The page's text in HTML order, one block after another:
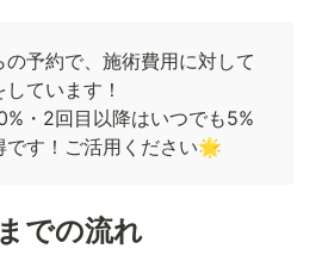
の予約で、施術費用に対して
ています！
・2回目以降はいつでも5%
です！ご活用ください🌟
での流れ